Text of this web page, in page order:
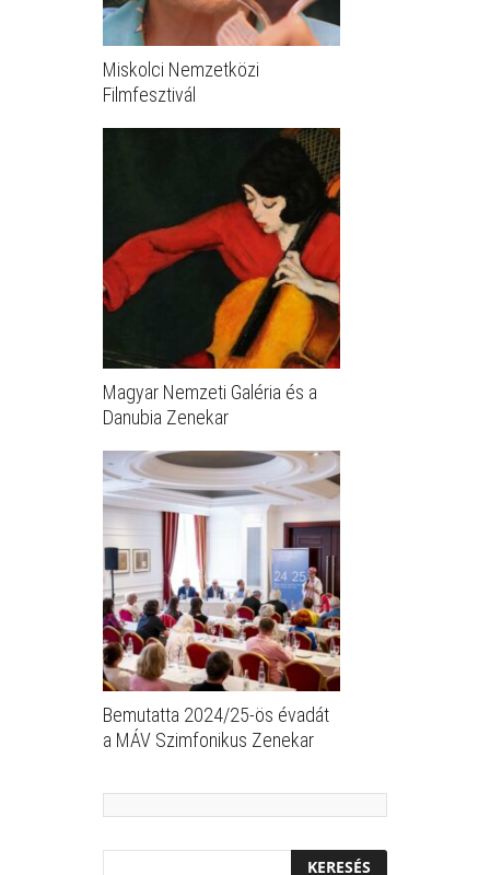
Miskolci Nemzetközi
Filmfesztivál
Magyar Nemzeti Galéria és a
Danubia Zenekar
Bemutatta 2024/25-ös évadát
a MÁV Szimfonikus Zenekar